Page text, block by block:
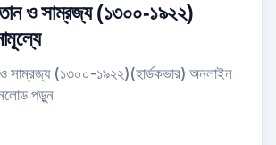
ও সাম্রজ্য (১৩০০-১৯২২)
সাম্রজ্য (১৩০০-১৯২২)(হার্ডকভার) অনলাইন
পড়ুন